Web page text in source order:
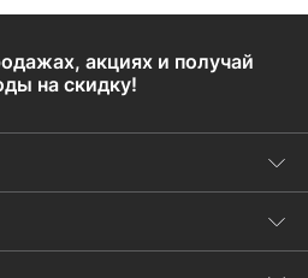
акциях и получай
на скидку!